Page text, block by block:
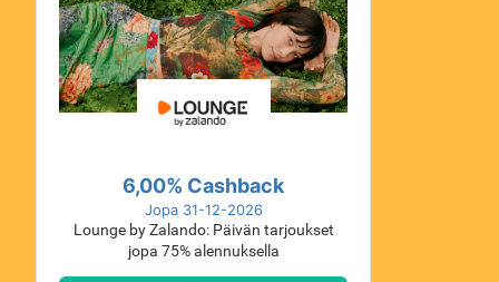
6,00% Cashback
Jopa 31-12-2026
Lounge by Zalando: Päivän tarjoukset
jopa 75% alennuksella